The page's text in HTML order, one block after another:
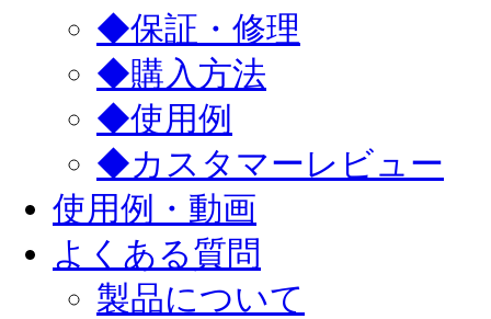
◆保証・修理
◆購入方法
◆使用例
◆カスタマーレビュー
使用例・動画
よくある質問
製品について